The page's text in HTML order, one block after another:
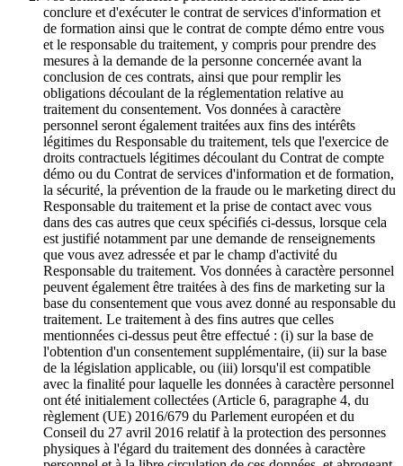
conclure et d'exécuter le contrat de services d'information et
de formation ainsi que le contrat de compte démo entre vous
et le responsable du traitement, y compris pour prendre des
mesures à la demande de la personne concernée avant la
conclusion de ces contrats, ainsi que pour remplir les
obligations découlant de la réglementation relative au
traitement du consentement. Vos données à caractère
personnel seront également traitées aux fins des intérêts
légitimes du Responsable du traitement, tels que l'exercice de
droits contractuels légitimes découlant du Contrat de compte
démo ou du Contrat de services d'information et de formation,
la sécurité, la prévention de la fraude ou le marketing direct du
Responsable du traitement et la prise de contact avec vous
dans des cas autres que ceux spécifiés ci-dessus, lorsque cela
est justifié notamment par une demande de renseignements
que vous avez adressée et par le champ d'activité du
Responsable du traitement. Vos données à caractère personnel
peuvent également être traitées à des fins de marketing sur la
base du consentement que vous avez donné au responsable du
traitement. Le traitement à des fins autres que celles
mentionnées ci-dessus peut être effectué : (i) sur la base de
l'obtention d'un consentement supplémentaire, (ii) sur la base
de la législation applicable, ou (iii) lorsqu'il est compatible
avec la finalité pour laquelle les données à caractère personnel
ont été initialement collectées (Article 6, paragraphe 4, du
règlement (UE) 2016/679 du Parlement européen et du
Conseil du 27 avril 2016 relatif à la protection des personnes
physiques à l'égard du traitement des données à caractère